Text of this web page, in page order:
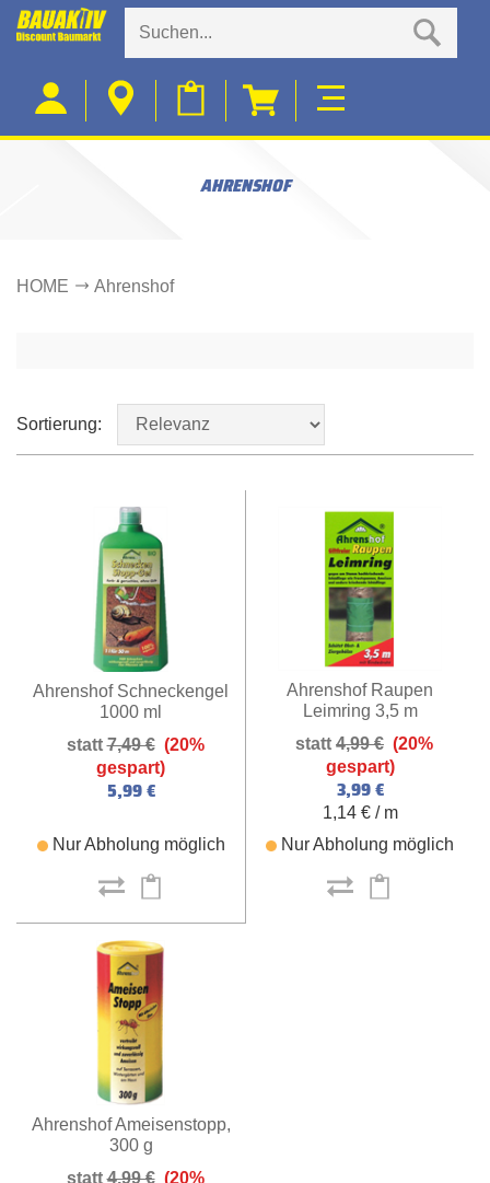
AHRENSHOF
HOME Ahrenshof
Sortierung:
Ahrenshof Schneckengel
1000 ml
7,49 € (20%
gespart)
5,99 €
Nur Abholung möglich
Ahrenshof Raupen
Leimring 3,5 m
4,99 € (20%
gespart)
3,99 €
1,14 € / m
Nur Abholung möglich
Ahrenshof Ameisenstopp,
300 g
4,99 € (20%